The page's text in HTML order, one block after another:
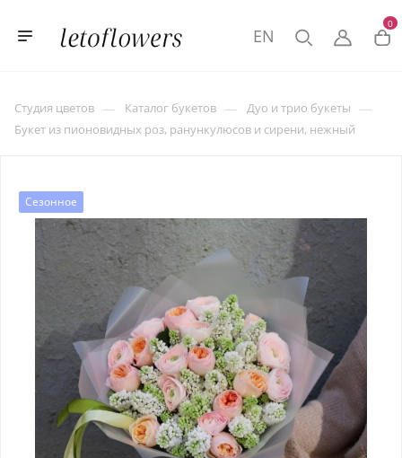
0
EN
Студия цветов — Каталог букетов — Дуо и трио букеты —
Букет из пионовидных роз, ранункулюсов и сирени, нежный
Сезонное